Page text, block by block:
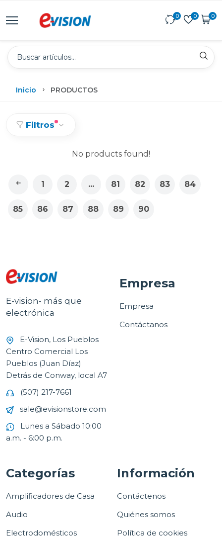
0 0 0
Inicio PRODUCTOS
Filtros
No products found!
1 2 ... 81 82 83 84
85 86 87 88 89 90
E-vision- más que
electrónica
E-Vision, Los Pueblos
Centro Comercial Los
Pueblos (Juan Díaz)
Detrás de Conway, local A7
(507) 217-7661
sale@evisionstore.com
Lunes a Sábado 10:00
a.m. - 6:00 p.m.
Empresa
Empresa
Contáctanos
Categorías
Amplificadores de Casa
Audio
Electrodomésticos
Información
Contáctenos
Quiénes somos
Política de cookies